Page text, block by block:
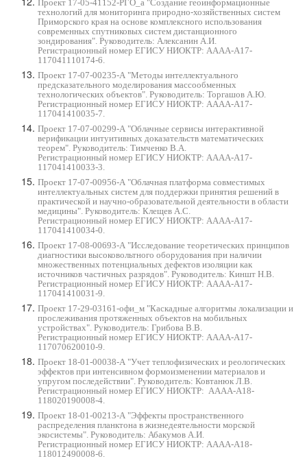
Проект 17-05-41152-РГО_а "Создание геоинформационные
технологий для мониторинга природно-хозяйственных систем
Приморского края на основе комплексного использования
современных спутниковых систем дистанционного
зондирования". Руководитель: Алексанин А.И.
Регистрационный номер ЕГИСУ НИОКТР: АААА-А17-
117041110174-6.
Проект 17-07-00235-А "Методы интеллектуального
предсказательного моделирования массообменных
технологических объектов". Руководитель: Торгашов А.Ю.
Регистрационный номер ЕГИСУ НИОКТР: АААА-А17-
117041410035-7.
Проект 17-07-00299-А "Облачные сервисы интерактивной
верификации интуитивных доказательств математических
теорем". Руководитель: Тимченко В.А.
Регистрационный номер ЕГИСУ НИОКТР: АААА-А17-
117041410033-3.
Проект 17-07-00956-А "Облачная платформа совместимых
интеллектуальных систем для поддержки принятия решений в
практической и научно-образовательной деятельности в области
медицины". Руководитель: Клещев А.С.
Регистрационный номер ЕГИСУ НИОКТР: АААА-А17-
117041410034-0.
Проект 17-08-00693-А "Исследование теоретических принципов
диагностики высоковольтного оборудования при наличии
множественных потенциальных дефектов изоляции как
источников частичных разрядов". Руководитель: Киншт Н.В.
Регистрационный номер ЕГИСУ НИОКТР: АААА-А17-
117041410031-9.
Проект 17-29-03161-офи_м "Каскадные алгоритмы локализации и
прослеживания протяженных объектов на мобильных
устройствах". Руководитель: Грибова В.В.
Регистрационный номер ЕГИСУ НИОКТР: АААА-А17-
117070620010-9.
Проект 18-01-00038-А "Учет теплофизических и реологических
эффектов при интенсивном формоизменении материалов и
упругом последействии". Руководитель: Ковтанюк Л.В.
Регистрационный номер ЕГИСУ НИОКТР: АААА-А18-
118020190008-4.
Проект 18-01-00213-А "Эффекты пространственного
распределения планктона в жизнедеятельности морской
экосистемы". Руководитель: Абакумов А.И.
Регистрационный номер ЕГИСУ НИОКТР: АААА-А18-
118012490008-6.